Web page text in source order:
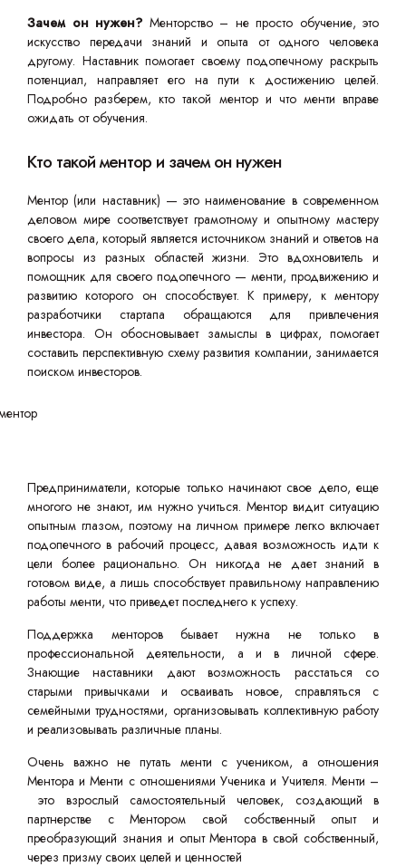
Зачем он нужен? Менторство – не просто обучение, это
искусство передачи знаний и опыта от одного человека
другому. Наставник помогает своему подопечному раскрыть
потенциал, направляет его на пути к достижению целей.
Подробно разберем, кто такой ментор и что менти вправе
ожидать от обучения.
Кто такой ментор и зачем он нужен
Ментор (или наставник) — это наименование в современном
деловом мире соответствует грамотному и опытному мастеру
своего дела, который является источником знаний и ответов на
вопросы из разных областей жизни. Это вдохновитель и
помощник для своего подопечного — менти, продвижению и
развитию которого он способствует. К примеру, к ментору
разработчики стартапа обращаются для привлечения
инвестора. Он обосновывает замыслы в цифрах, помогает
составить перспективную схему развития компании, занимается
поиском инвесторов.
Предприниматели, которые только начинают свое дело, еще
многого не знают, им нужно учиться. Ментор видит ситуацию
опытным глазом, поэтому на личном примере легко включает
подопечного в рабочий процесс, давая возможность идти к
цели более рационально. Он никогда не дает знаний в
готовом виде, а лишь способствует правильному направлению
работы менти, что приведет последнего к успеху.
Поддержка менторов бывает нужна не только в
профессиональной деятельности, а и в личной сфере.
Знающие наставники дают возможность расстаться со
старыми привычками и осваивать новое, справляться с
семейными трудностями, организовывать коллективную работу
и реализовывать различные планы.
Очень важно не путать менти с учеником, а отношения
Ментора и Менти с отношениями Ученика и Учителя. Менти –
это взрослый самостоятельный человек, создающий в
партнерстве с Ментором свой собственный опыт и
преобразующий знания и опыт Ментора в свой собственный,
через призму своих целей и ценностей